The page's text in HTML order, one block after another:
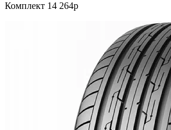
Комплект 14 264р